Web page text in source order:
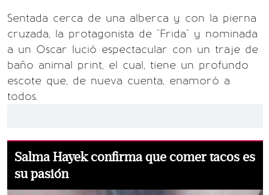
Sentada cerca de una alberca y con la pierna
cruzada, la protagonista de "Frida" y nominada
a un Oscar lució espectacular con un traje de
baño animal print, el cual, tiene un profundo
escote que, de nueva cuenta, enamoró a
todos.
Salma Hayek confirma que comer tacos es
su pasión